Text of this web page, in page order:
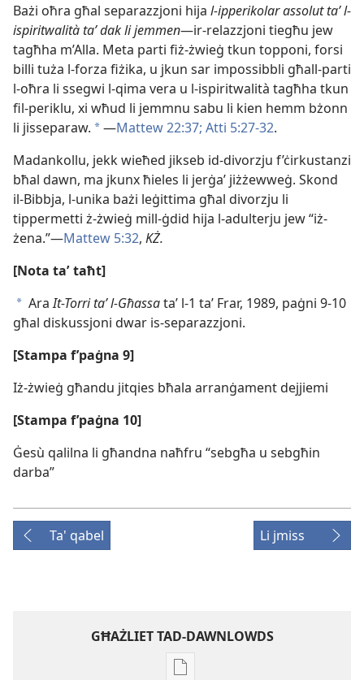
Bażi oħra għal separazzjoni hija l-​ipperikolar assolut taʼ l-​
ispiritwalità taʼ dak li jemmen—ir-​relazzjoni tiegħu jew
tagħha m’Alla. Meta parti fiż-​żwieġ tkun topponi, forsi
billi tuża l-​forza fiżika, u jkun sar impossibbli għall-​parti
l-​oħra li ssegwi l-​qima vera u l-​ispiritwalità tagħha tkun
fil-​periklu, xi wħud li jemmnu sabu li kien hemm bżonn
li jisseparaw. a—Mattew 22:37; Atti 5:27-32.
Madankollu, jekk wieħed jikseb id-​divorzju f’ċirkustanzi
bħal dawn, ma jkunx ħieles li jerġaʼ jiżżewweġ. Skond
il-​Bibbja, l-​unika bażi leġittima għal divorzju li
tippermetti ż-​żwieġ mill-​ġdid hija l-​adulterju jew “iż-​
żena.”—Mattew 5:32, KŻ.
[Nota taʼ taħt]
a AraIt-​Torri taʼ l-​Għassataʼ l-​1 taʼ Frar, 1989, paġni 9-10
għal diskussjoni dwar is-​separazzjoni.
[Stampa f’paġna 9]
Iż-​żwieġ għandu jitqies bħala arranġament dejjiemi
[Stampa f’paġna 10]
Ġesù qalilna li għandna naħfru “sebgħa u sebgħin
darba”
Ta' qabel Li jmiss
GĦAŻLIET TAD-DAWNLOWDS
Għażliet